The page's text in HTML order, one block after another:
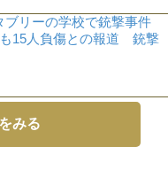
ブリーの学校で銃撃事件
15人負傷との報道 銃撃
みる